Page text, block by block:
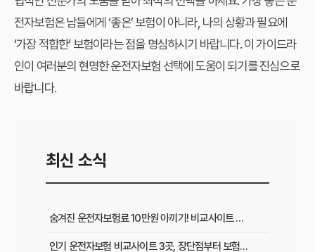
전자보험은 남들에게 ‘좋은’ 보험이 아니라, 나의 상황과 필요에
‘가장 적합한’ 보험이라는 점을 명심하시기 바랍니다. 이 가이드라
인이 여러분의 현명한 운전자보험 선택에 도움이 되기를 진심으로
바랍니다.
최신 소식
숨겨진 운전자보험료 10만원 아끼기! 비교사이트 활용법 이것부터 확인
인기 운전자보험 비교사이트 3곳, 장단점부터 보험료 차이까지 한눈에 비교